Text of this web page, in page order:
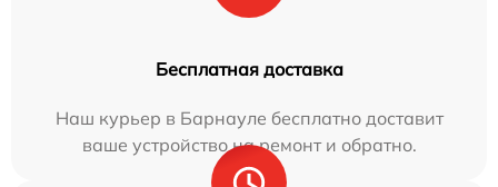
Бесплатная доставка
Наш курьер в Барнауле бесплатно доставит
ваше устройство на ремонт и обратно.